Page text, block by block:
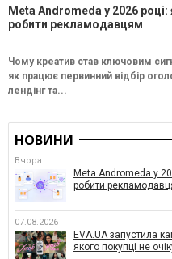
Meta Andromeda у 2026 році:
робити рекламодавцям
Чому креатив став ключовим
як працює первинний відбір
лендінг та...
НОВИНИ
Вчора
Meta Andromeda у
робити
07.08.2026
EVA.UA запустила
якого покупці не